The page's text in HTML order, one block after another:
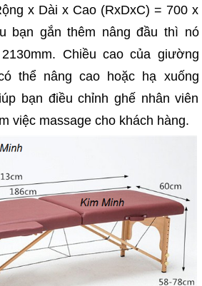
x Dài x Cao (RxDxC) = 700 x
bạn gắn thêm nâng đầu thì nó
Chiều cao của giường
thể nâng cao hoặc hạ xuống
bạn điều chỉnh ghế nhân viên
việc massage cho khách hàng.